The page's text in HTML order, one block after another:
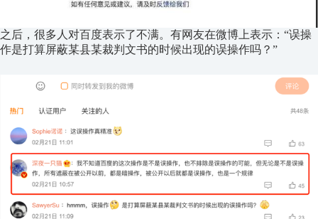
之后，很多人对百度表示了不满。有网友在微博上表示：“误操
作是打算屏蔽某县某裁判文书的时候出现的误操作吗？”